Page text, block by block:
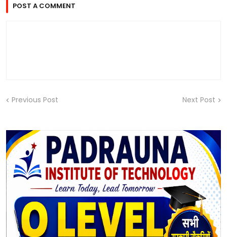
POST A COMMENT
Previous Post Next Post